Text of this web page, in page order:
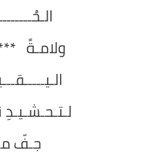
ولامـةً ***
جـفّ